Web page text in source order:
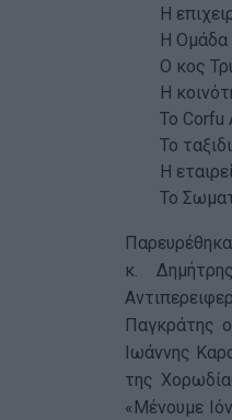
Η
Η Ομάδα
Ο κος
Η
Το Corfu
Το
Η
Το
κ.
Παγκράτης
Ιωάννης
της
«Μένουμε